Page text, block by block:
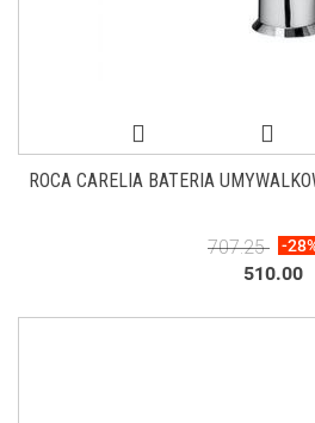
ROCA CARELIA BATERIA
707.25 -
510.00